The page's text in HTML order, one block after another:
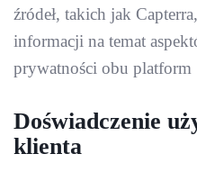
źródeł, takich jak
informacji na temat
prywatności obu platform
Doświadczenie
klienta